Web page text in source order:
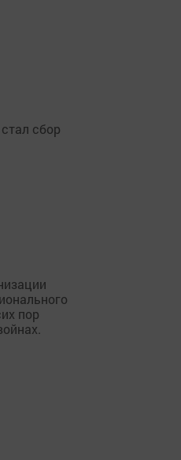
сбор
пор